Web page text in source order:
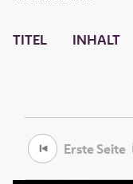
TITEL INHALT
Erste Seite